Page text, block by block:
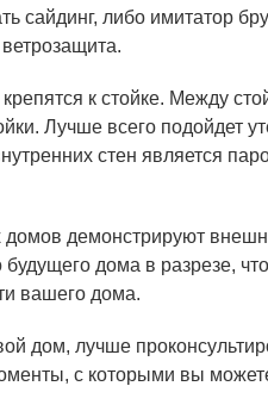
сайдинг, либо имитатор
к стойке. Между
Лучше всего подойдет
стен является
демонстрируют
дома в разрезе,
вашего дома.
дом, лучше
с которыми вы